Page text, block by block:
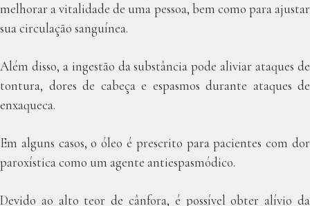
melhorar a vitalidade de uma pessoa, bem como para ajustar
sua circulação sanguínea.
Além disso, a ingestão da substância pode aliviar ataques de
tontura, dores de cabeça e espasmos durante ataques de
enxaqueca.
Em alguns casos, o óleo é prescrito para pacientes com dor
paroxística como um agente antiespasmódico.
Devido ao alto teor de cânfora, é possível obter alívio da